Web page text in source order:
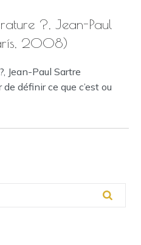
?, Jean-Paul
2008)
Jean-Paul Sartre
définir ce que c’est ou